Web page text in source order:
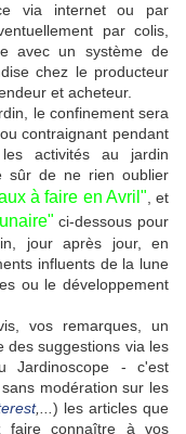
via internet ou par
par colis,
avec un système de
chez le producteur
et acheteur.
le confinement sera
contraignant pendant
activités au jardin
sûr de ne rien oublier
à faire en Avril " , et
ci-dessous pour
jour après jour, en
influents de la lune
ou le développement
vos remarques, un
des suggestions via les
Jardinoscope - c'est
modération sur les
,... ) les articles que
faire connaître à vos